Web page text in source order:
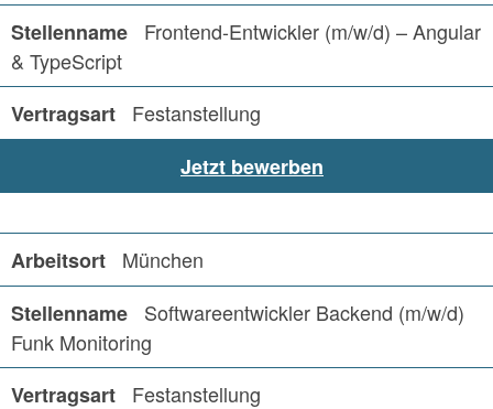
Frontend-Entwickler (m/w/d) – Angular
& TypeScript
Festanstellung
Jetzt bewerben
München
Softwareentwickler Backend (m/w/d)
Funk Monitoring
Festanstellung